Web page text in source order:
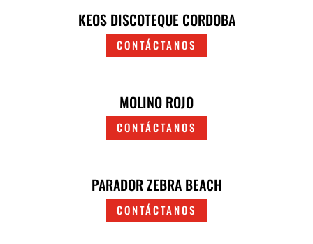
KEOS DISCOTEQUE CORDOBA
CONTÁCTANOS
MOLINO ROJO
CONTÁCTANOS
PARADOR ZEBRA BEACH
CONTÁCTANOS